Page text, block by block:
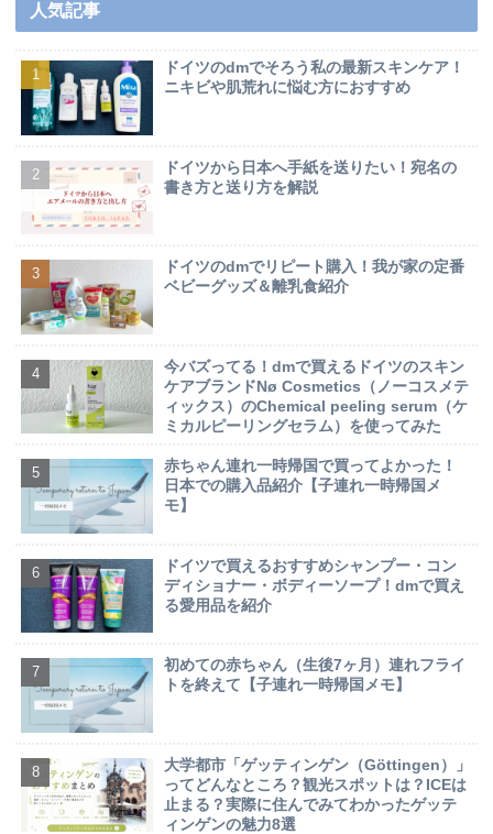
人気記事
ドイツのdmでそろう私の最新スキンケア！
ニキビや肌荒れに悩む方におすすめ
ドイツから日本へ手紙を送りたい！宛名の
書き方と送り方を解説
ドイツのdmでリピート購入！我が家の定番
ベビーグッズ＆離乳食紹介
今バズってる！dmで買えるドイツのスキン
ケアブランドNø Cosmetics（ノーコスメテ
ィックス）のChemical peeling serum（ケ
ミカルピーリングセラム）を使ってみた
赤ちゃん連れ一時帰国で買ってよかった！
日本での購入品紹介【子連れ一時帰国メ
モ】
ドイツで買えるおすすめシャンプー・コン
ディショナー・ボディーソープ！dmで買え
る愛用品を紹介
初めての赤ちゃん（生後7ヶ月）連れフライ
トを終えて【子連れ一時帰国メモ】
大学都市「ゲッティンゲン（Göttingen）」
ってどんなところ？観光スポットは？ICEは
止まる？実際に住んでみてわかったゲッテ
ィンゲンの魅力8選